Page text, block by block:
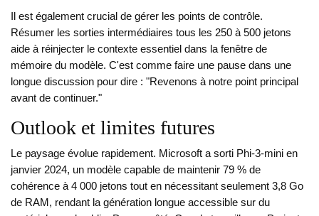
Il est également crucial de gérer les points de contrôle.
Résumer les sorties intermédiaires tous les 250 à 500 jetons
aide à réinjecter le contexte essentiel dans la fenêtre de
mémoire du modèle. C'est comme faire une pause dans une
longue discussion pour dire : "Revenons à notre point principal
avant de continuer."
Outlook et limites futures
Le paysage évolue rapidement. Microsoft a sorti Phi-3-mini en
janvier 2024, un modèle capable de maintenir 79 % de
cohérence à 4 000 jetons tout en nécessitant seulement 3,8 Go
de RAM, rendant la génération longue accessible sur du